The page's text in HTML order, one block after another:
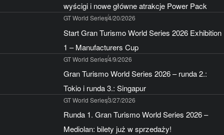
wyścigi i nowe główne atrakcje Power Pack
GT World Series4/20/2026
Start Gran Turismo World Series 2026 Exhibition
1 – Manufacturers Cup
GT World Series4/9/2026
Gran Turismo World Series 2026 – runda 2.:
Tokio i runda 3.: Singapur
GT World Series3/27/2026
Runda 1. Gran Turismo World Series 2026 –
Mediolan: bilety już w sprzedaży!